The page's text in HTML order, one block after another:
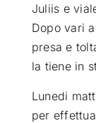
Juliis e
Dopo vari
presa e
la tiene in
Lunedi
per